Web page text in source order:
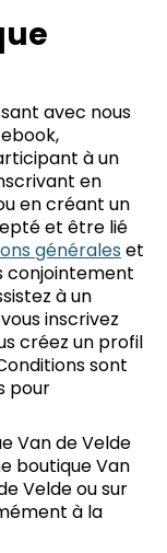
avec nous
à un
en
en créant un
et être lié
générales et
conjointement
à un
inscrivez
créez un profil
sont
pour
Van de Velde
boutique Van
Velde ou sur
à la